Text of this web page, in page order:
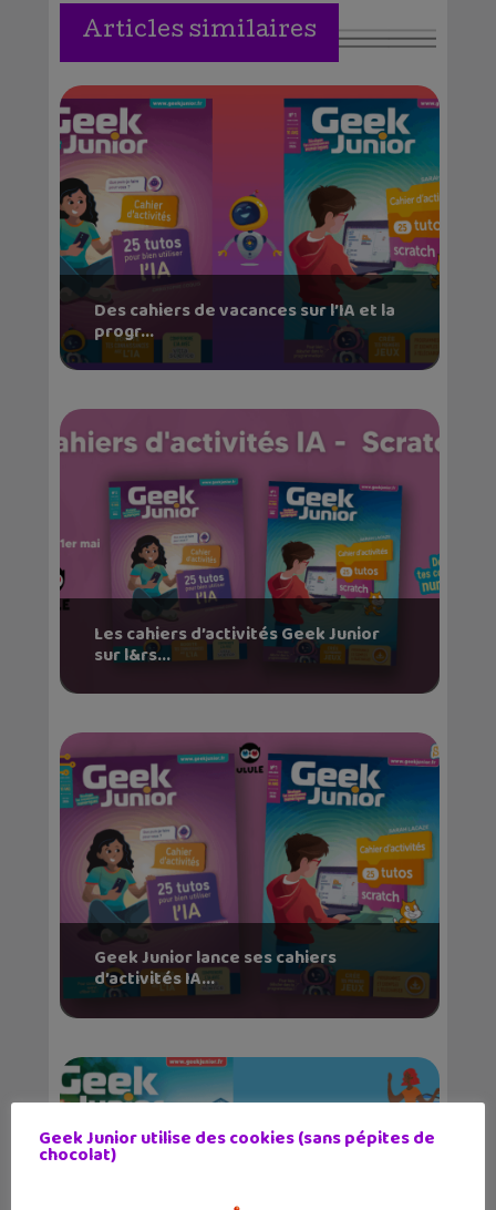
Articles similaires
Des cahiers de vacances sur l’IA et la
progr...
Les cahiers d’activités Geek Junior
sur l&rs...
Geek Junior lance ses cahiers
d’activités IA...
Geek Junior utilise des cookies (sans pépites de
chocolat)